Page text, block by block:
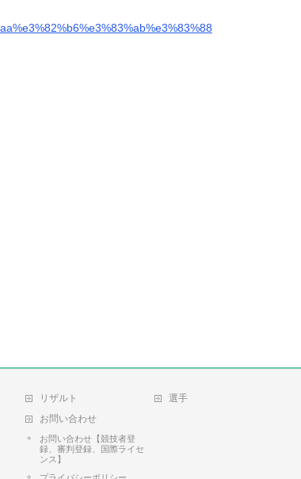
リザルト
選手
お問い合わせ
お問い合わせ【競技者登
録、審判登録、国際ライセ
ンス】